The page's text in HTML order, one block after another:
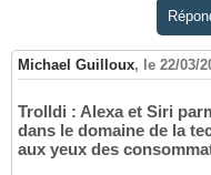
Michael Guilloux, le 22/03/
Trolldi : Alexa et Siri
dans le domaine de la
aux yeux des